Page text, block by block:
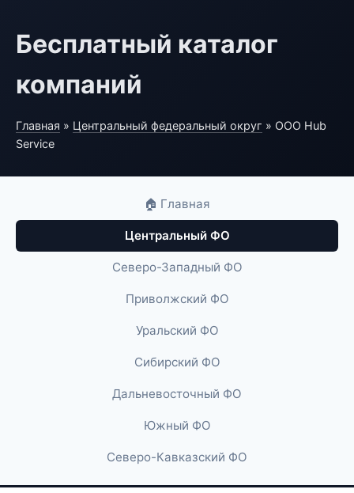
Бесплатный каталог
компаний
Главная » Центральный федеральный округ » ООО Hub
Service
🏠 Главная
Центральный ФО
Северо-Западный ФО
Приволжский ФО
Уральский ФО
Сибирский ФО
Дальневосточный ФО
Южный ФО
Северо-Кавказский ФО